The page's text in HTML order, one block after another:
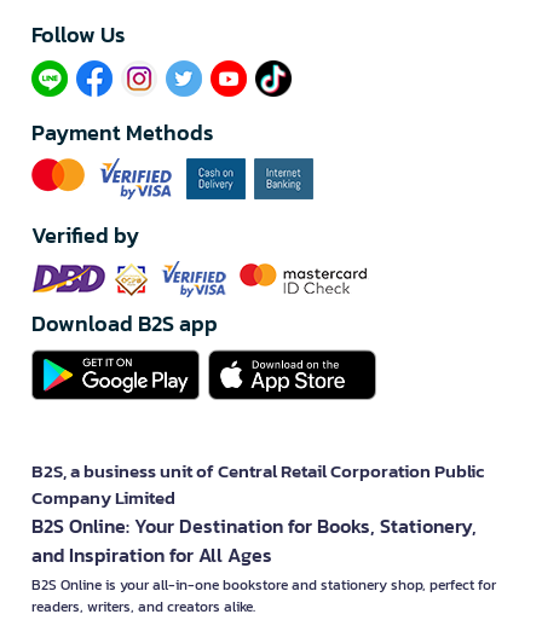
Follow Us​
Payment Methods
Verified by
Download B2S app
B2S, a business unit of Central Retail Corporation Public
Company Limited
B2S Online: Your Destination for Books, Stationery,
and Inspiration for All Ages
B2S Online is your all-in-one bookstore and stationery shop, perfect for
readers, writers, and creators alike.